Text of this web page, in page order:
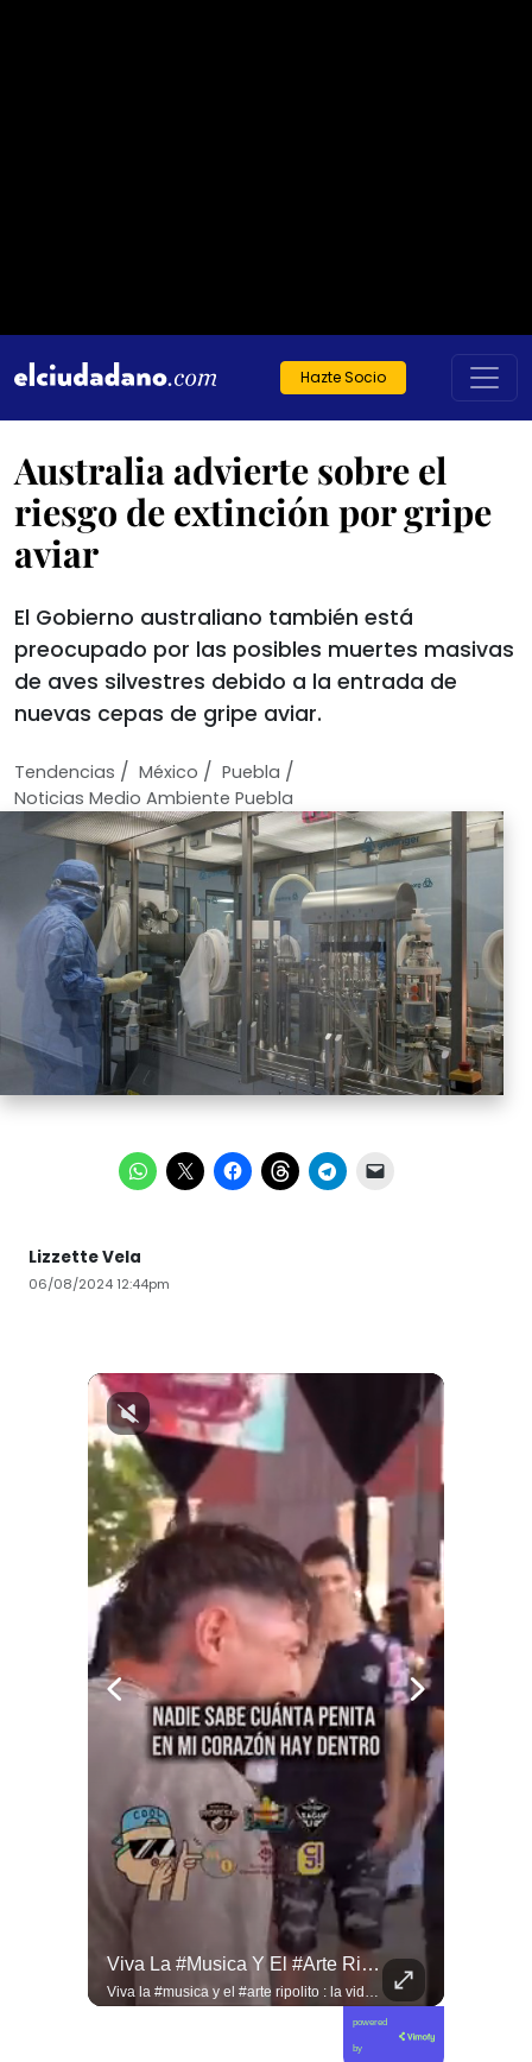
Hazte Socio
Australia advierte sobre el
riesgo de extinción por gripe
aviar
El Gobierno australiano también está
preocupado por las posibles muertes masivas
de aves silvestres debido a la entrada de
nuevas cepas de gripe aviar.
Tendencias / México / Puebla /
Noticias Medio Ambiente Puebla
Lizzette Vela
06/08/2024 12:44pm
Viva La #musica Y El #arte Ripolito : La Vida De Me Hizo Sufrir
Viva la #musica y el #arte ripolito : la vida de me hizo sufrir
powered
by